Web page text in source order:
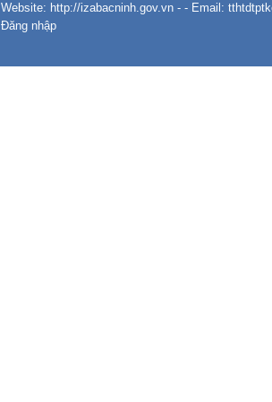
Website: http://izabacninh.gov.vn - - Email:
Đăng nhập